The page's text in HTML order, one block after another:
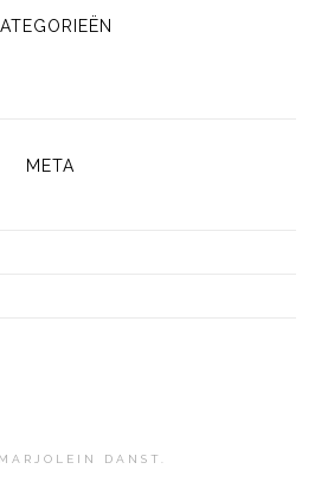
META
DANST.